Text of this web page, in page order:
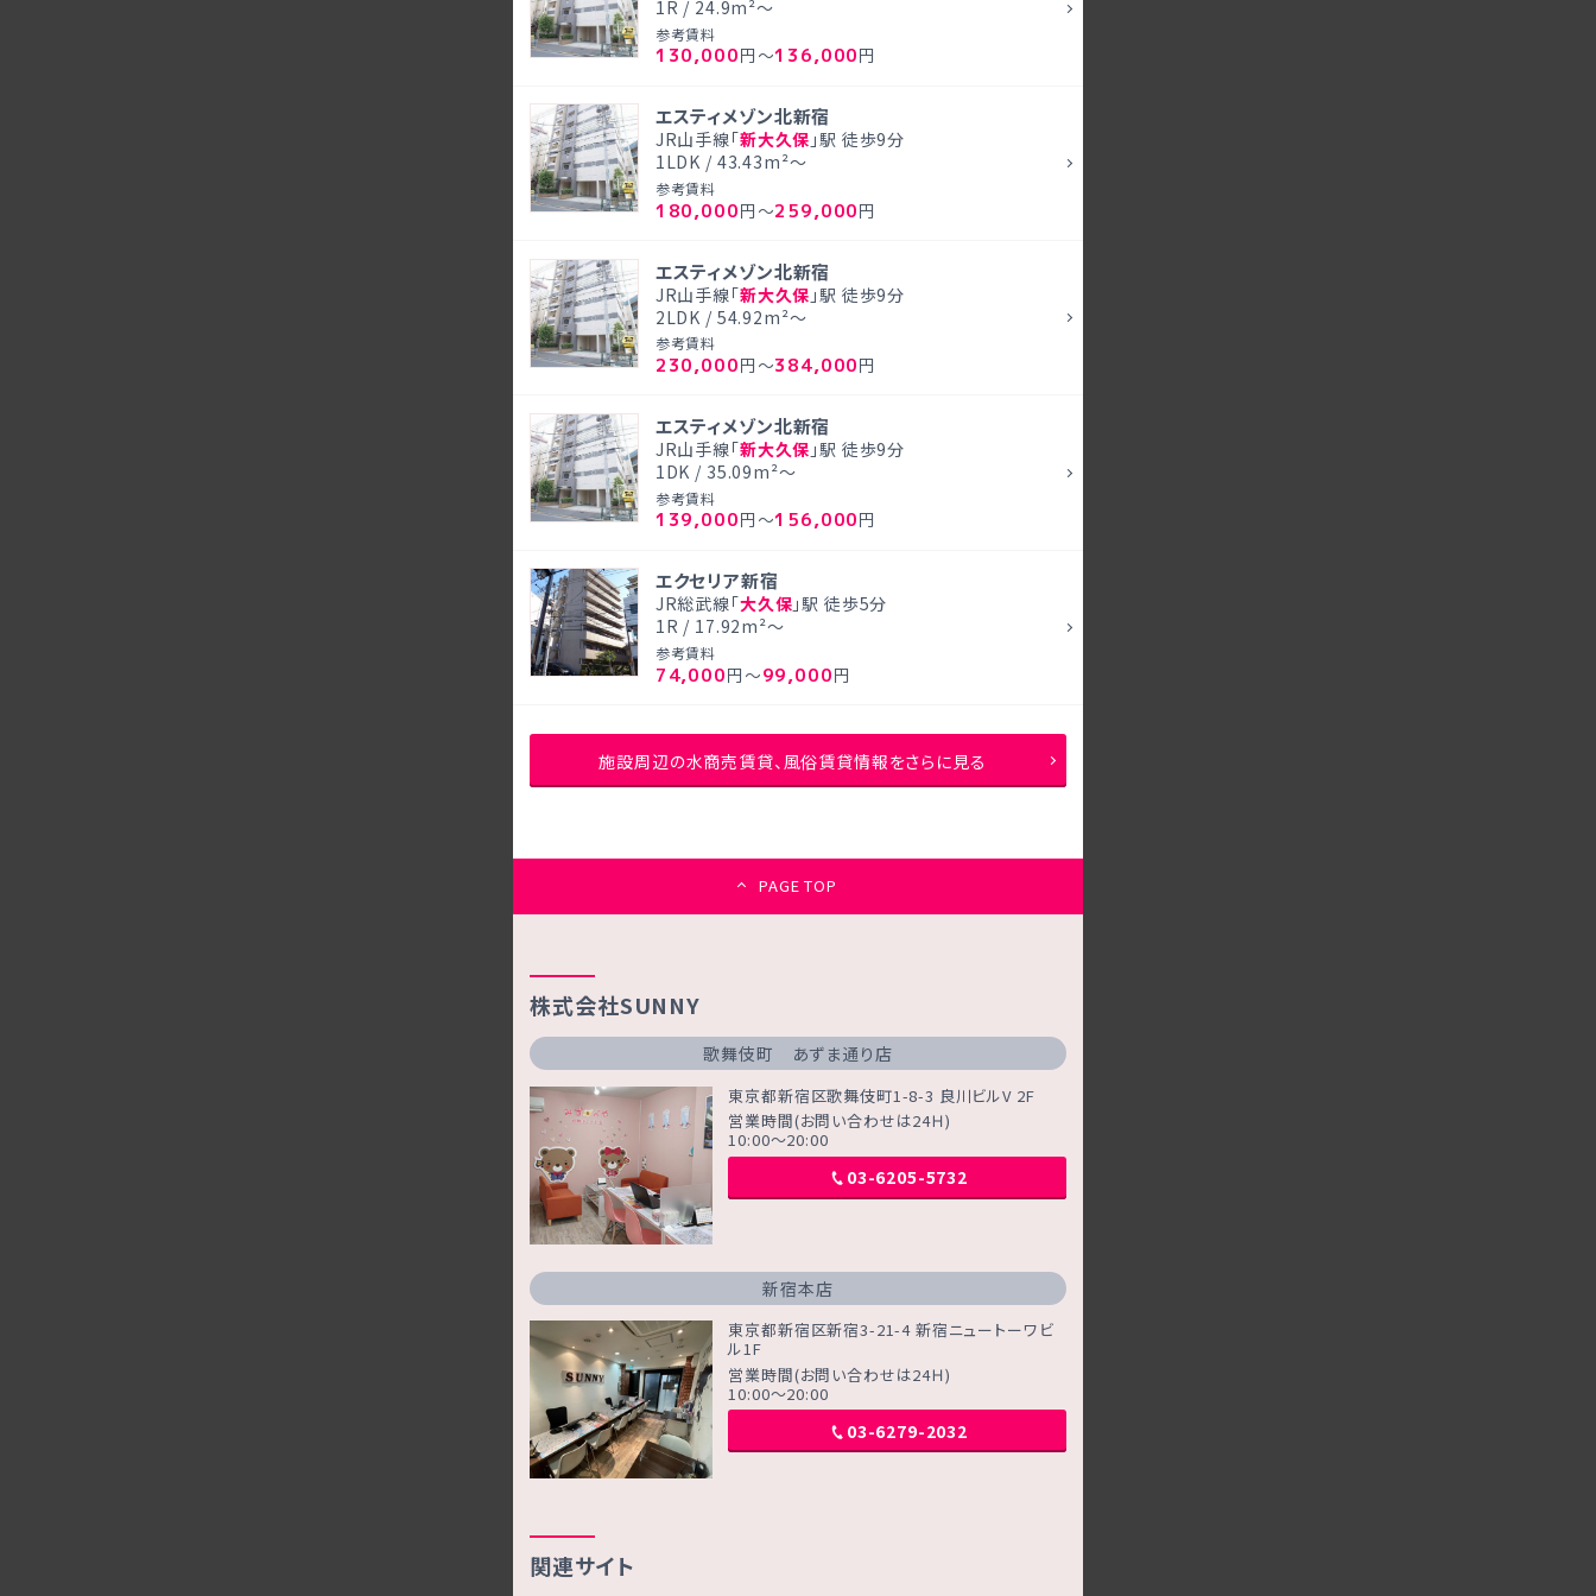
1R / 24.9m²～
参考賃料
130,000円～136,000円
エスティメゾン北新宿
JR山手線「新大久保 」駅 徒歩9分
1LDK / 43.43m²～
参考賃料
180,000円～259,000円
エスティメゾン北新宿
JR山手線「新大久保 」駅 徒歩9分
2LDK / 54.92m²～
参考賃料
230,000円～384,000円
エスティメゾン北新宿
JR山手線「新大久保 」駅 徒歩9分
1DK / 35.09m²～
参考賃料
139,000円～156,000円
エクセリア新宿
JR総武線「大久保 」駅 徒歩5分
1R / 17.92m²～
参考賃料
74,000円～99,000円
施設周辺の水商売賃貸、風俗賃貸情報をさらに見る
PAGE TOP
株式会社SUNNY
歌舞伎町 あずま通り店
東京都新宿区歌舞伎町1-8-3 良川ビルV 2F
営業時間(お問い合わせは24Ｈ)
10:00～20:00
03-6205-5732
新宿本店
東京都新宿区新宿3-21-4 新宿ニュートーワビ
ル1F
営業時間(お問い合わせは24Ｈ)
10:00～20:00
03-6279-2032
関連サイト